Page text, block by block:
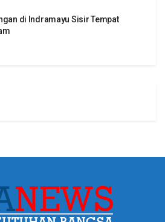
di Indramayu Sisir Tempat